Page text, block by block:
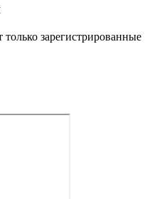
зарегистрированные